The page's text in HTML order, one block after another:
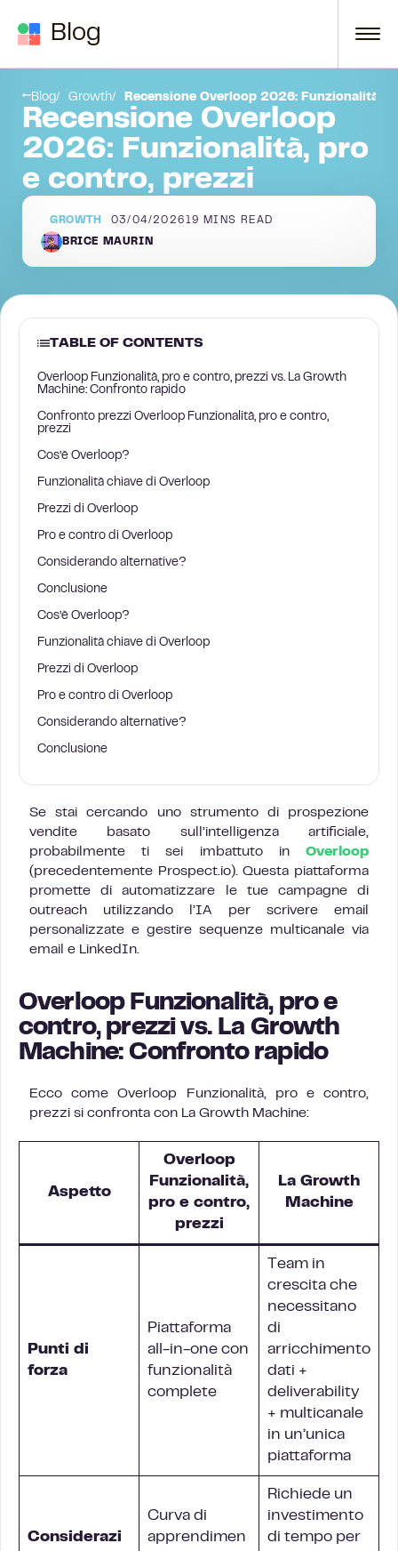
Blog
Blog Growth Recensione Overloop 2026: Funzionalità,
Recensione Overloop
2026: Funzionalità, pro
e contro, prezzi
GROWTH 03/04/2026 19 MINS READ
BRICE MAURIN
TABLE OF CONTENTS
Overloop Funzionalità, pro e contro, prezzi vs. La Growth
Machine: Confronto rapido
Confronto prezzi Overloop Funzionalità, pro e contro,
prezzi
Cos’è Overloop?
Funzionalità chiave di Overloop
Prezzi di Overloop
Pro e contro di Overloop
Considerando alternative?
Conclusione
Cos’è Overloop?
Funzionalità chiave di Overloop
Prezzi di Overloop
Pro e contro di Overloop
Considerando alternative?
Conclusione
Se stai cercando uno strumento di prospezione
vendite basato sull’intelligenza artificiale,
probabilmente ti sei imbattuto in Overloop
(precedentemente Prospect.io). Questa piattaforma
promette di automatizzare le tue campagne di
outreach utilizzando l’IA per scrivere email
personalizzate e gestire sequenze multicanale via
email e LinkedIn.
Overloop Funzionalità, pro e
contro, prezzi vs. La Growth
Machine: Confronto rapido
Ecco come Overloop Funzionalità, pro e contro,
prezzi si confronta con La Growth Machine:
Aspetto
Overloop
Funzionalità,
pro e contro,
prezzi
La Growth
Machine
Punti di
forza
Piattaforma
all-in-one con
funzionalità
complete
Team in
crescita che
necessitano
di
arricchimento
dati +
deliverability
+ multicanale
in un’unica
piattaforma
Considerazi
Curva di
apprendimen
Richiede un
investimento
di tempo per